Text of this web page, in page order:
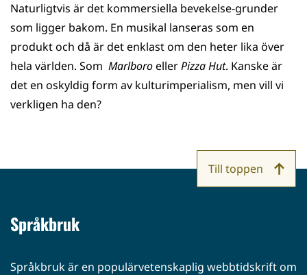
Naturligtvis är det kommersiella bevekelse-grunder
som ligger bakom. En musikal lanseras som en
produkt och då är det enklast om den heter lika över
hela världen. Som MarlboroellerPizza Hut. Kanske är
det en oskyldig form av kulturimperialism, men vill vi
verkligen ha den?
Språkbruk
Språkbruk är en populärvetenskaplig webbtidskrift om
Till toppen